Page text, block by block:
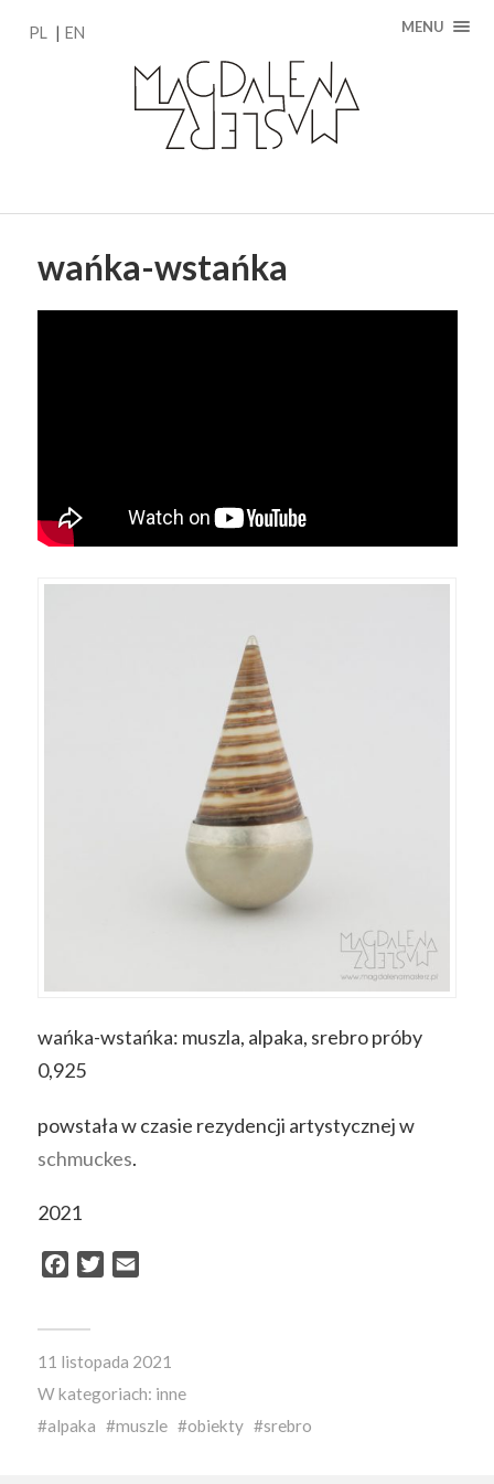
MENU
PL EN
wańka-wstańka
wańka-wstańka: muszla, alpaka, srebro próby
0,925
powstała w czasie rezydencji artystycznej w
schmuckes.
2021
Facebook
Twitter
11 listopada 2021
W kategoriach: inne
alpaka
muszle obiekty srebro